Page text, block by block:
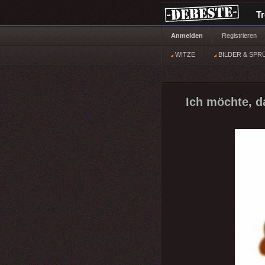
Anmelden Registrieren
WITZE BILDER &
Ich möchte,